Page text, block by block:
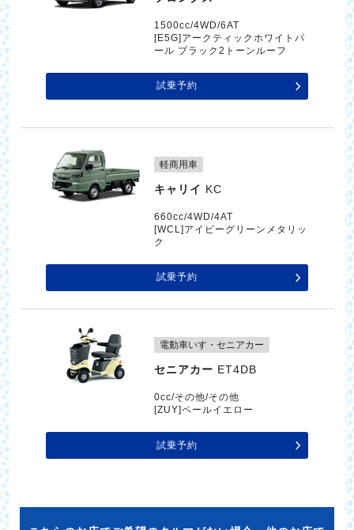
1500cc/4WD/6AT
[E5G]アークティックホワイトパ
ール ブラック2トーンルーフ
試乗予約
軽商用車
キャリイ KC
660cc/4WD/4AT
[WCL]アイビーグリーンメタリッ
ク
試乗予約
電動車いす・セニアカー
セニアカー ET4DB
0cc/その他/その他
[ZUY]ペールイエロー
試乗予約